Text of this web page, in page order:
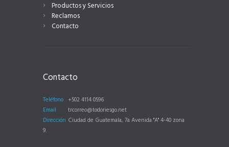
Productos y Servicios
Reclamos
Contacto
Contacto
Teléfono +502 4114 0596
Email
trcorreo@todoriesgo.net
Dirección Ciudad de Guatemala, 7a Avenida "A" 4-40 zona
9.